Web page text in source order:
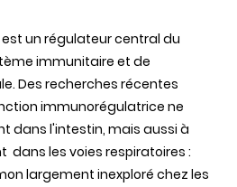
un régulateur central du
immunitaire et de
Des recherches récentes
immunorégulatrice ne
dans l'intestin, mais aussi à
les voies respiratoires :
largement inexploré chez les